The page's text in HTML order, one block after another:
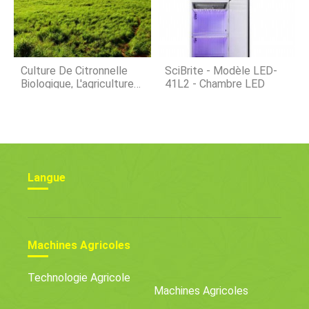
Culture De Citronnelle
Biologique, L'agriculture
SciBrite - Modèle LED-
41L2 - Chambre LED
Langue
Machines Agricoles
Technologie Agricole
Machines Agricoles